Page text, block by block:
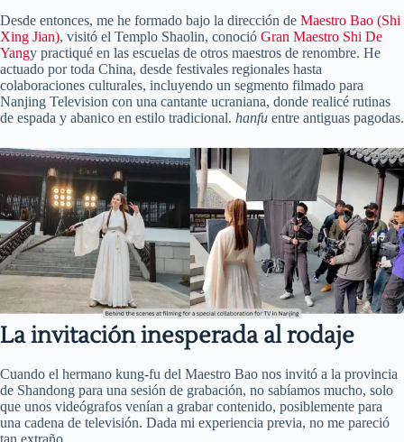
Desde entonces, me he formado bajo la dirección de Maestro Bao (Shi
Xing Jian), visitó el Templo Shaolin, conoció Gran Maestro Shi De
Yangy practiqué en las escuelas de otros maestros de renombre. He
actuado por toda China, desde festivales regionales hasta
colaboraciones culturales, incluyendo un segmento filmado para
Nanjing Television con una cantante ucraniana, donde realicé rutinas
de espada y abanico en estilo tradicional. hanfu entre antiguas pagodas.
La invitación inesperada al rodaje
Cuando el hermano kung-fu del Maestro Bao nos invitó a la provincia
de Shandong para una sesión de grabación, no sabíamos mucho, solo
que unos videógrafos venían a grabar contenido, posiblemente para
una cadena de televisión. Dada mi experiencia previa, no me pareció
tan extraño.